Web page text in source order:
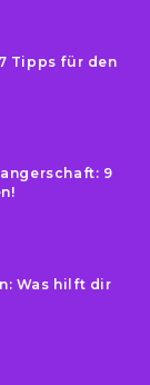
Tipps für den
9
Was hilft dir